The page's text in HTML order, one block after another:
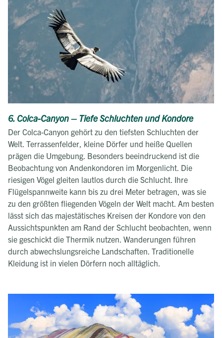
6. Colca-Canyon – Tiefe Schluchten und Kondore
Der Colca-Canyon gehört zu den tiefsten Schluchten der
Welt. Terrassenfelder, kleine Dörfer und heiße Quellen
prägen die Umgebung. Besonders beeindruckend ist die
Beobachtung von Andenkondoren im Morgenlicht. Die
riesigen Vögel gleiten lautlos durch die Schlucht. Ihre
Flügelspannweite kann bis zu drei Meter betragen, was sie
zu den größten fliegenden Vögeln der Welt macht. Am besten
lässt sich das majestätisches Kreisen der Kondore von den
Aussichtspunkten am Rand der Schlucht beobachten, wenn
sie geschickt die Thermik nutzen. Wanderungen führen
durch abwechslungsreiche Landschaften. Traditionelle
Kleidung ist in vielen Dörfern noch alltäglich.